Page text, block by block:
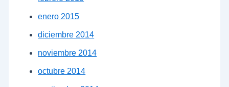
enero 2015
diciembre 2014
noviembre 2014
octubre 2014